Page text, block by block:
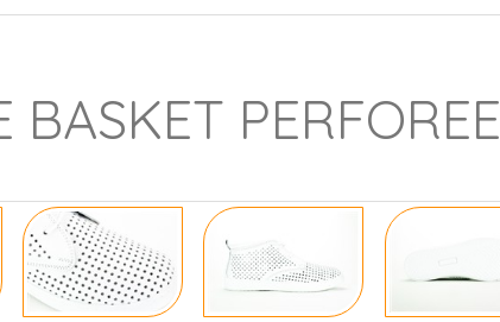
PERFOREE